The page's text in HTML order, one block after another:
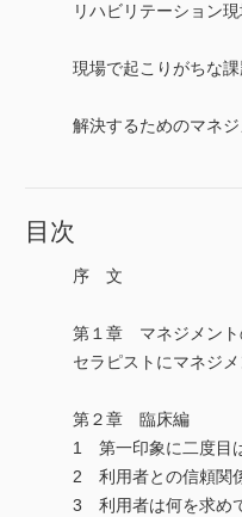
リハビリテーション
現場で起こりがちな
解決するためのマネ
目次
序 文
第１章 マネジメント
セラピストにマネジ
第２章 臨床編
1 第一印象に二度目
2 利用者との信頼関
3 利用者は何を求め